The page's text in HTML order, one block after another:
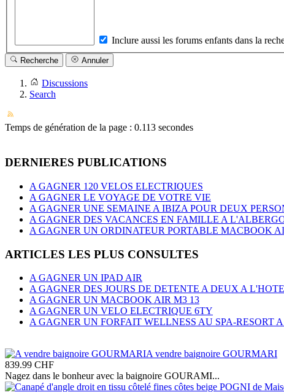
Inclure aussi les forums enfants dans la
Recherche Annuler
Discussions
Search
Temps de génération de la page : 0.113 secondes
DERNIERES PUBLICATIONS
A GAGNER 120 VELOS ELECTRIQUES
A GAGNER LE VOYAGE DE VOTRE VIE
A GAGNER UNE SEMAINE A IBIZA POUR DEUX
A GAGNER DES VACANCES EN FAMILLE A
A GAGNER UN ORDINATEUR PORTABLE MACBOOK
ARTICLES LES PLUS CONSULTES
A GAGNER UN IPAD AIR
A GAGNER DES JOURS DE DETENTE A DEUX A
A GAGNER UN MACBOOK AIR M3 13
A GAGNER UN VELO ELECTRIQUE 6TY
A GAGNER UN FORFAIT WELLNESS AU SPA-RESORT
A vendre baignoire GOURMARI
839.99 CHF
Nagez dans le bonheur avec la baignoire GOURAMI...